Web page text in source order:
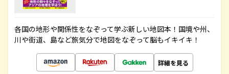
各国の地形や関係性をなぞって学ぶ新しい地図本！国境や州、
川や街道、島など旅気分で地図をなぞって脳もイキイキ！
詳細を見る